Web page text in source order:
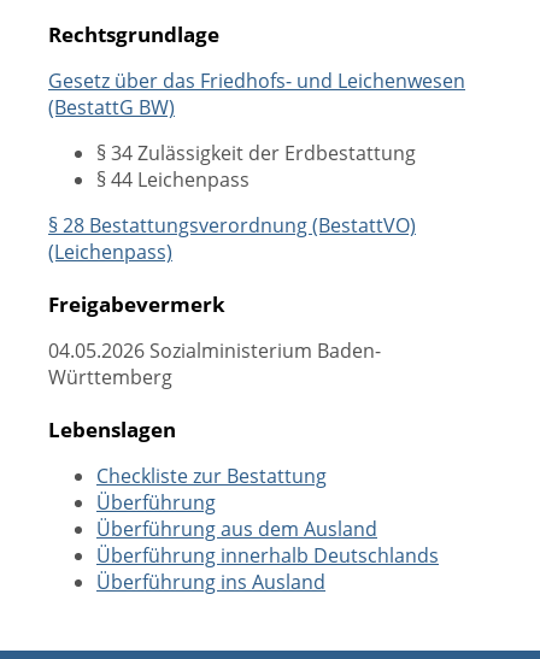
Rechtsgrundlage
Gesetz über das Friedhofs- und Leichenwesen
(BestattG BW)
§ 34Zulässigkeit der Erdbestattung
§ 44 Leichenpass
§ 28 Bestattungsverordnung (BestattVO)
(Leichenpass)
Freigabevermerk
04.05.2026 Sozialministerium Baden-
Württemberg
Lebenslagen
Checkliste zur Bestattung
Überführung
Überführung aus dem Ausland
Überführung innerhalb Deutschlands
Überführung ins Ausland